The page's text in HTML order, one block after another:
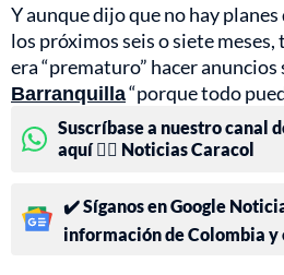
Y aunque dijo que no hay
los próximos seis o siete
era “prematuro” hacer
Barranquilla“porque todo
Suscríbase a nuestro canal
aquí 👉🏻 Noticias Caracol
✔️ Síganos en Google
información de Colombia y